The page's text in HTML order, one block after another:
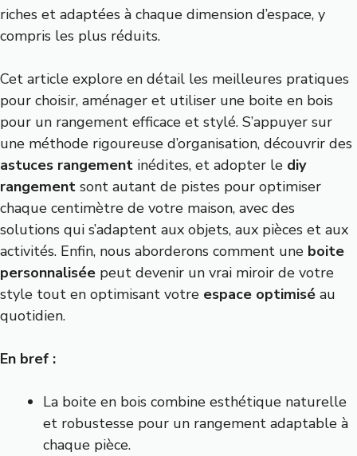
riches et adaptées à chaque dimension d’espace, y
compris les plus réduits.
Cet article explore en détail les meilleures pratiques
pour choisir, aménager et utiliser une boite en bois
pour un rangement efficace et stylé. S’appuyer sur
une méthode rigoureuse d’organisation, découvrir des
astuces rangement inédites, et adopter le diy
rangement sont autant de pistes pour optimiser
chaque centimètre de votre maison, avec des
solutions qui s’adaptent aux objets, aux pièces et aux
activités. Enfin, nous aborderons comment une boite
personnalisée peut devenir un vrai miroir de votre
style tout en optimisant votre espace optimisé au
quotidien.
En bref :
La boite en bois combine esthétique naturelle
et robustesse pour un rangement adaptable à
chaque pièce.